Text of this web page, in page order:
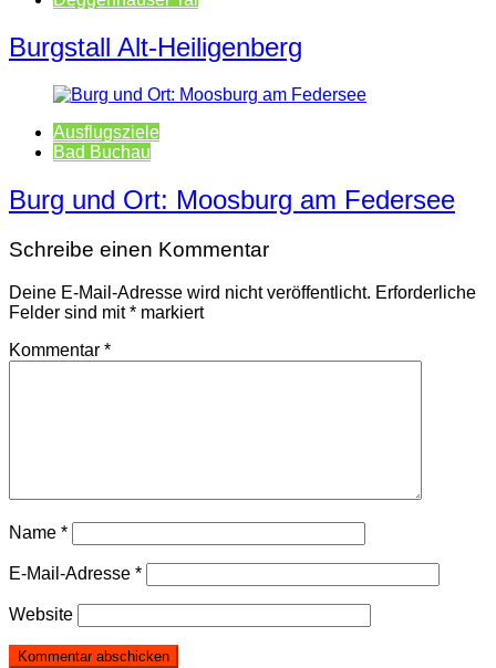
Burgstall Alt-Heiligenberg
Ausflugsziele
Bad Buchau
Burg und Ort: Moosburg am Federsee
Schreibe einen Kommentar
Deine E-Mail-Adresse wird nicht veröffentlicht. Erforderliche
Felder sind mit* markiert
Kommentar *
Name *
E-Mail-Adresse *
Website